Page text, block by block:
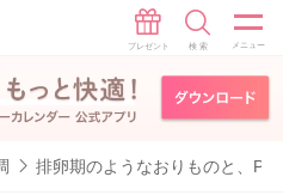
排卵期のようなおりものと、